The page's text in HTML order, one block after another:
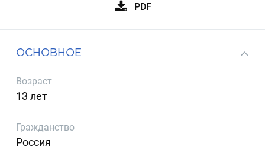
PDF
ОСНОВНОЕ
Возраст
13 лет
Гражданство
Россия